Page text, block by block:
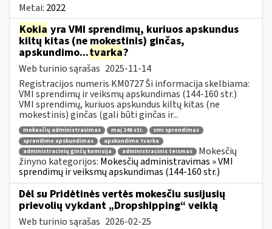
Metai: 2022
Kokia yra VMI sprendimų, kuriuos apskundus
kiltų kitas (ne mokestinis) ginčas,
apskundimo...tvarka?
Web turinio sąrašas 2025-11-14
Registracijos numeris KM0727 Ši informacija skelbiama:
VMI sprendimų ir veiksmų apskundimas (144-160 str.)
VMI sprendimų, kuriuos apskundus kiltų kitas (ne
mokestinis) ginčas (gali būti ginčas ir...
mokesčių administravimas maį 146 str.
vmi sprendimas
sprendimo apskundimas
apskundimo tvarka
administracinių ginčų komisija
administracinis teismas
Mokesčių
žinyno kategorijos: Mokesčių administravimas » VMI
sprendimų ir veiksmų apskundimas (144-160 str.)
Dėl su Pridėtinės vertės mokesčiu susijusių
prievolių vykdant „Dropshipping“ veiklą
Web turinio sąrašas 2026-02-25